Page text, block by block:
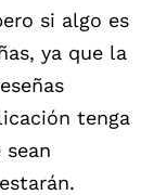
si algo es
ya que la
tenga
sean